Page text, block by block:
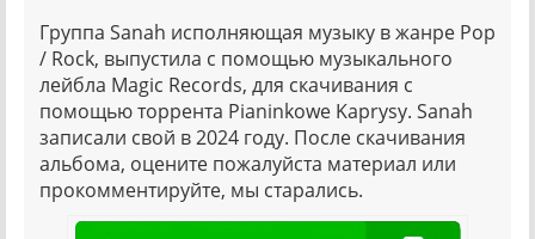
Группа Sanah исполняющая музыку в жанре Pop
/ Rock, выпустила с помощью музыкального
лейбла Magic Records, для скачивания с
помощью торрента Pianinkowe Kaprysy. Sanah
записали свой в 2024 году. После скачивания
альбома, оцените пожалуйста материал или
прокомментируйте, мы старались.